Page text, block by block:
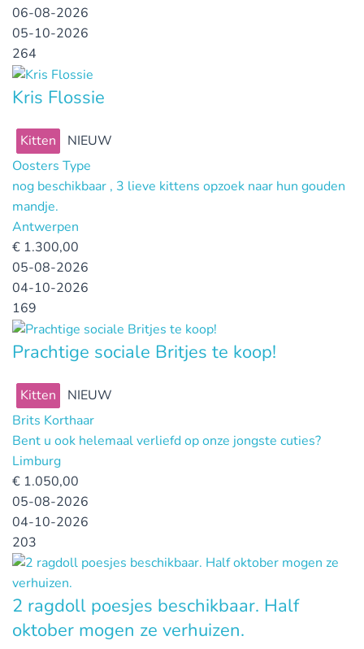
06-08-2026
05-10-2026
264
Kris Flossie
Kitten
NIEUW
Oosters Type
nog beschikbaar , 3 lieve kittens opzoek naar hun gouden
mandje.
Antwerpen
€ 1.300,00
05-08-2026
04-10-2026
169
Prachtige sociale Britjes te koop!
Kitten
NIEUW
Brits Korthaar
Bent u ook helemaal verliefd op onze jongste cuties?
Limburg
€ 1.050,00
05-08-2026
04-10-2026
203
2 ragdoll poesjes beschikbaar. Half
oktober mogen ze verhuizen.